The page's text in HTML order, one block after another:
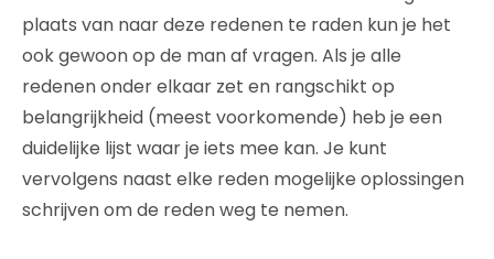
plaats van naar deze redenen te raden kun je het
ook gewoon op de man af vragen. Als je alle
redenen onder elkaar zet en rangschikt op
belangrijkheid (meest voorkomende) heb je een
duidelijke lijst waar je iets mee kan. Je kunt
vervolgens naast elke reden mogelijke oplossingen
schrijven om de reden weg te nemen.